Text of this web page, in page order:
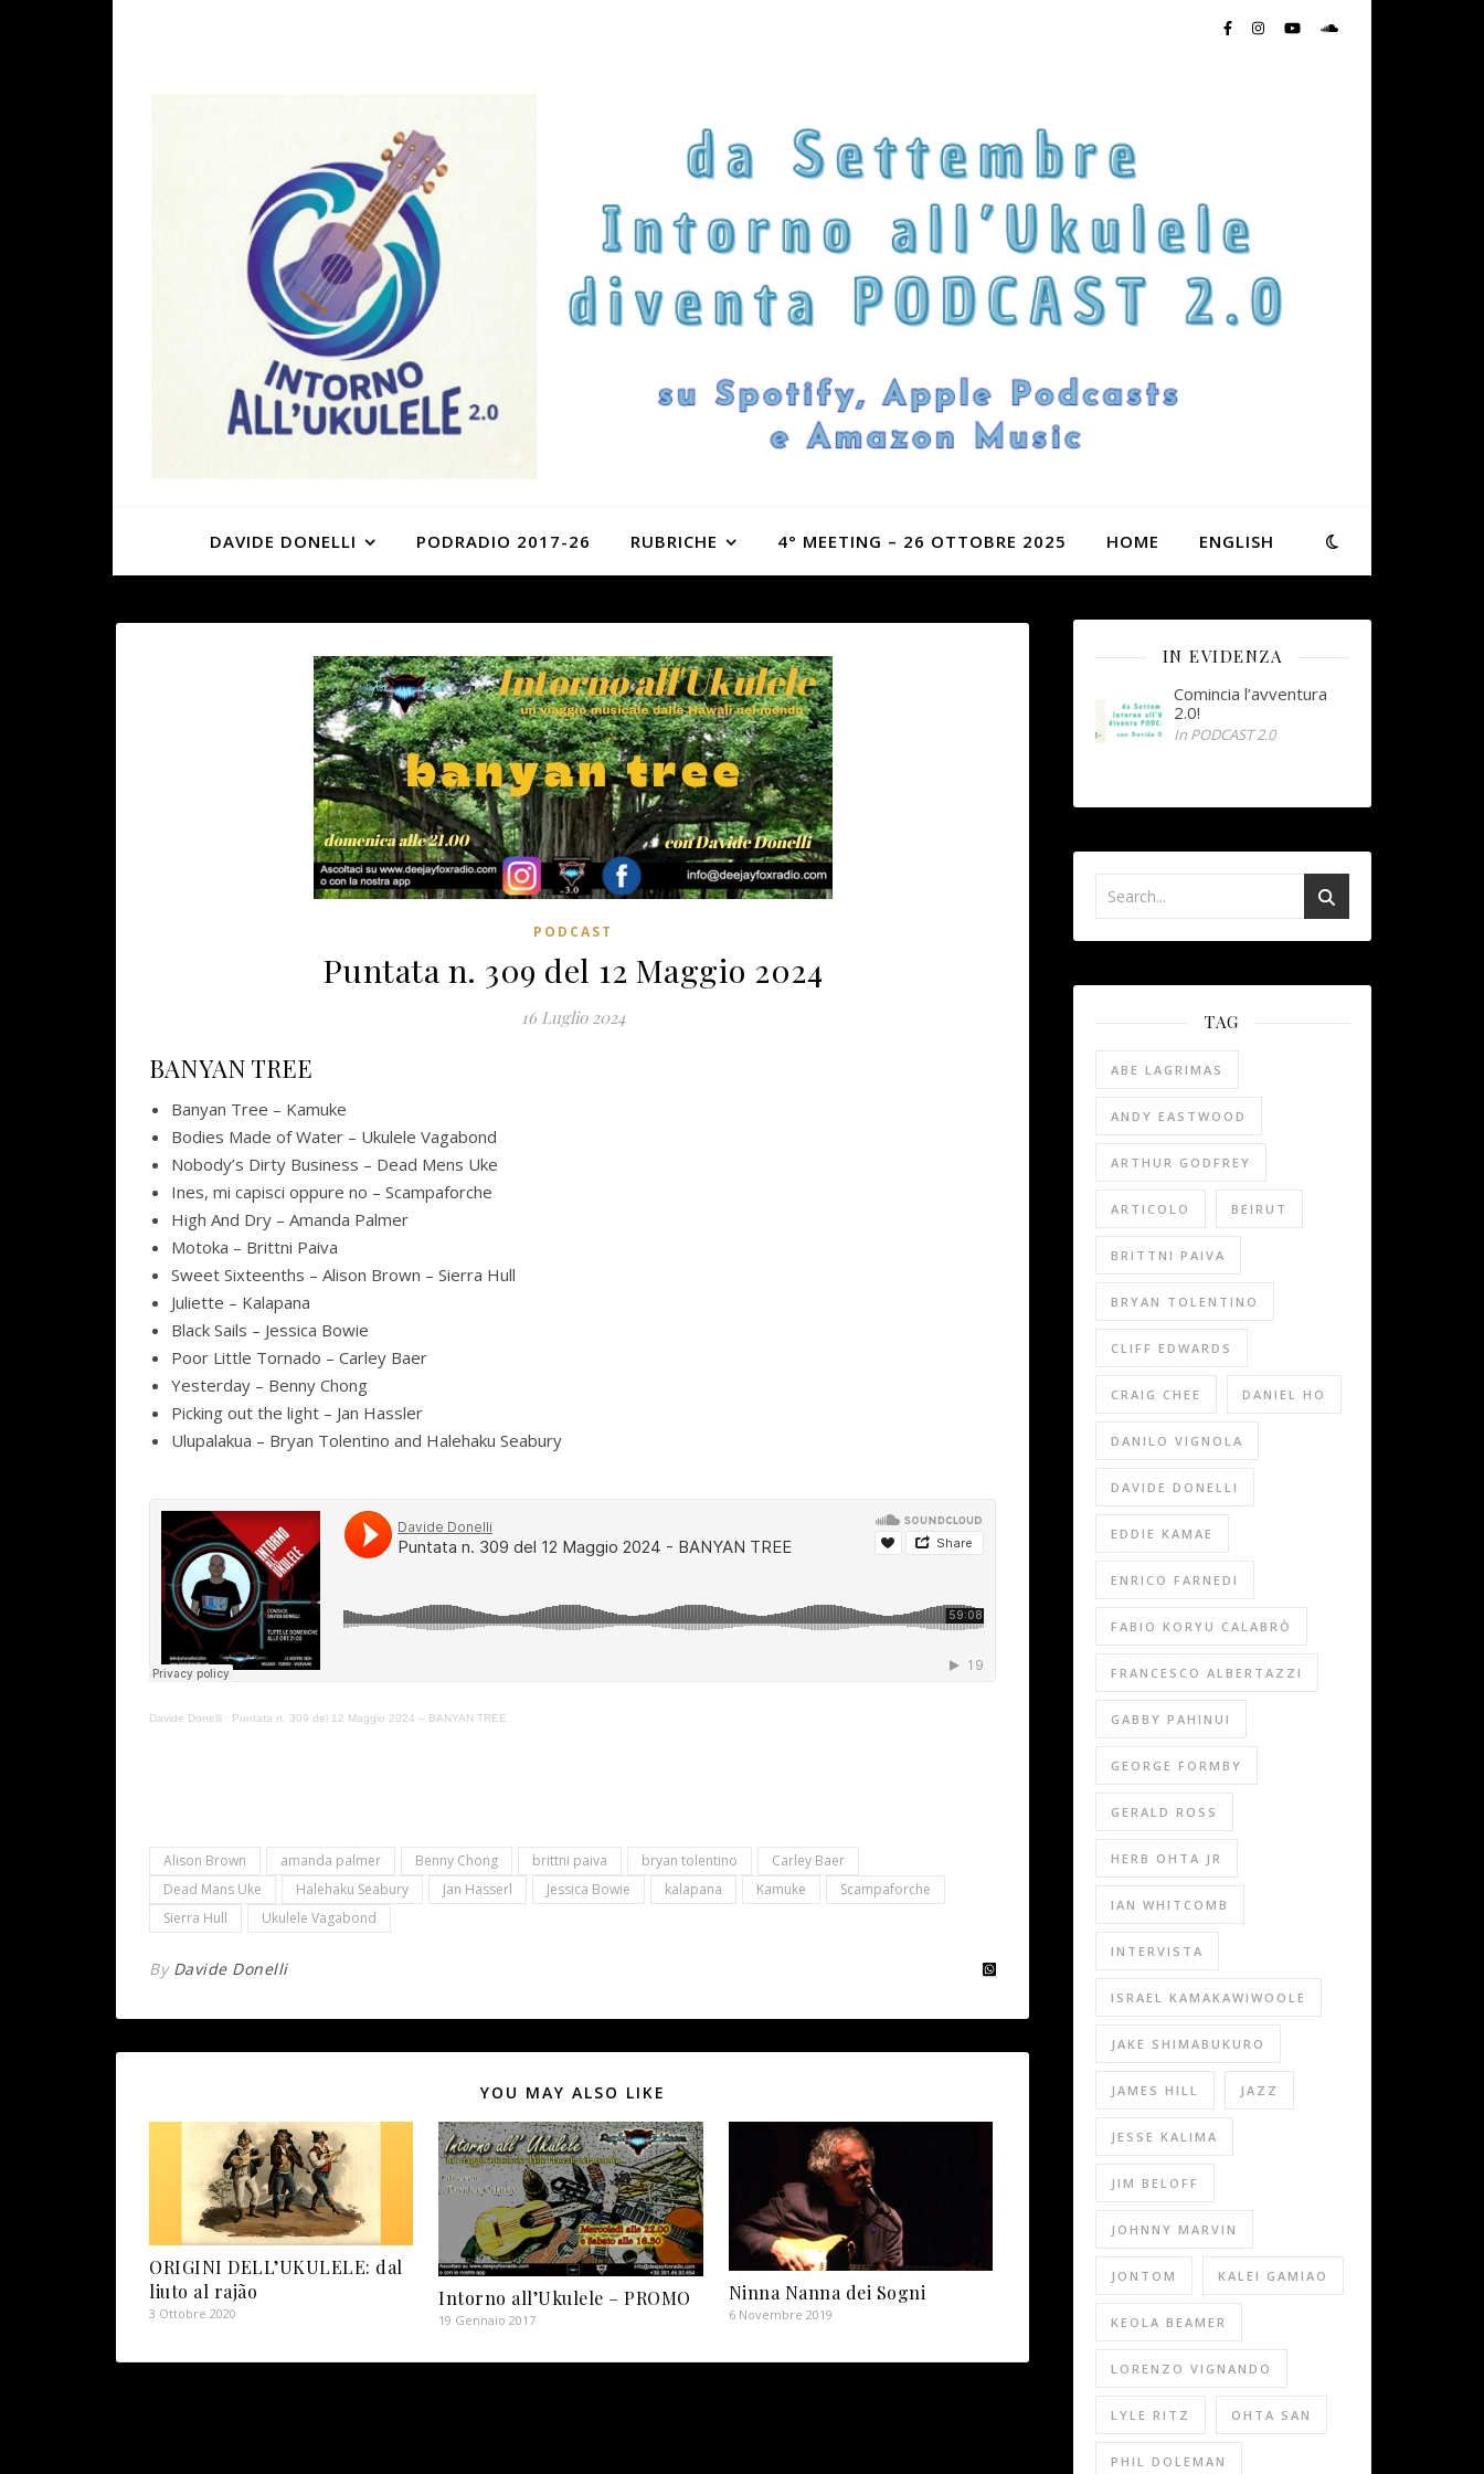
DAVIDE DONELLI PODRADIO 2017-26 RUBRICHE 4° MEETING – 26 OTTOBRE 2025 HOME ENGLISH
PODCAST
Puntata n. 309 del 12 Maggio 2024
16 Luglio 2024
BANYAN TREE
Banyan Tree – Kamuke
Bodies Made of Water – Ukulele Vagabond
Nobody’s Dirty Business – Dead Mens Uke
Ines, mi capisci oppure no – Scampaforche
High And Dry – Amanda Palmer
Motoka – Brittni Paiva
Sweet Sixteenths – Alison Brown – Sierra Hull
Juliette – Kalapana
Black Sails – Jessica Bowie
Poor Little Tornado – Carley Baer
Yesterday – Benny Chong
Picking out the light – Jan Hassler
Ulupalakua – Bryan Tolentino and Halehaku Seabury
Davide Donelli · Puntata n. 309 del 12 Maggio 2024 – BANYAN TREE
Alison Brown amanda palmer Benny Chong brittni paiva bryan tolentino
Carley Baer
Dead Mans Uke
Halehaku Seabury Jan Hasserl Jessica Bowie kalapana Kamuke
Scampaforche
Sierra Hull
Ukulele Vagabond
By Davide Donelli
YOU MAY ALSO LIKE
ORIGINI DELL’UKULELE: dal
liuto al rajão
3 Ottobre 2020
Intorno all’Ukulele – PROMO
19 Gennaio 2017
Ninna Nanna dei Sogni
6 Novembre 2019
IN EVIDENZA
Comincia l’avventura
2.0!
In PODCAST 2.0
TAG
ABE LAGRIMAS
ANDY EASTWOOD
ARTHUR GODFREY
ARTICOLO BEIRUT
BRITTNI PAIVA
BRYAN TOLENTINO
CLIFF EDWARDS
CRAIG CHEE DANIEL HO
DANILO VIGNOLA
DAVIDE DONELLI
EDDIE KAMAE
ENRICO FARNEDI
FABIO KORYU CALABRÒ
FRANCESCO ALBERTAZZI
GABBY PAHINUI
GEORGE FORMBY
GERALD ROSS
HERB OHTA JR
IAN WHITCOMB
INTERVISTA
ISRAEL KAMAKAWIWOOLE
JAKE SHIMABUKURO
JAMES HILL JAZZ
JESSE KALIMA
JIM BELOFF
JOHNNY MARVIN
JONTOM KALEI GAMIAO
KEOLA BEAMER
LORENZO VIGNANDO
LYLE RITZ OHTA SAN
PHIL DOLEMAN